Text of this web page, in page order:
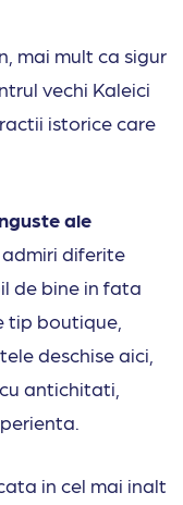
mai mult ca sigur
vechi Kaleici
istorice care
ale
diferite
de bine in fata
tip boutique,
deschise aici,
antichitati,
in cel mai inalt